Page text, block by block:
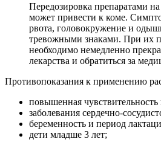
Передозировка препаратами
может привести к коме.
рвота, головокружение и
тревожными знаками. При их
необходимо немедленно
лекарства и обратиться за
Противопоказания к применению
повышенная
заболевания сердечно-
беременность и период
дети младше 3 лет;